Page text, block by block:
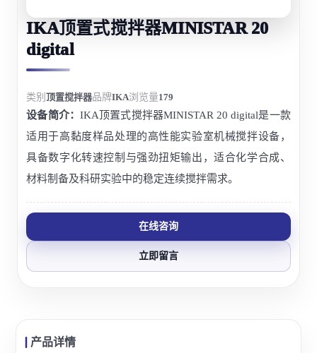
IKA顶置式搅拌器MINISTAR 20
digital
类别顶置搅拌器品牌IKA浏览量179
设备简介：IKA顶置式搅拌器MINISTAR 20 digital是一款
适用于高黏度样品处理的高性能实验室机械搅拌设备，
具备数字化转速控制与强劲扭矩输出，适合化学合成、
材料制备及科研实验中的稳定连续搅拌需求。
在线咨询
立即留言
产品详情